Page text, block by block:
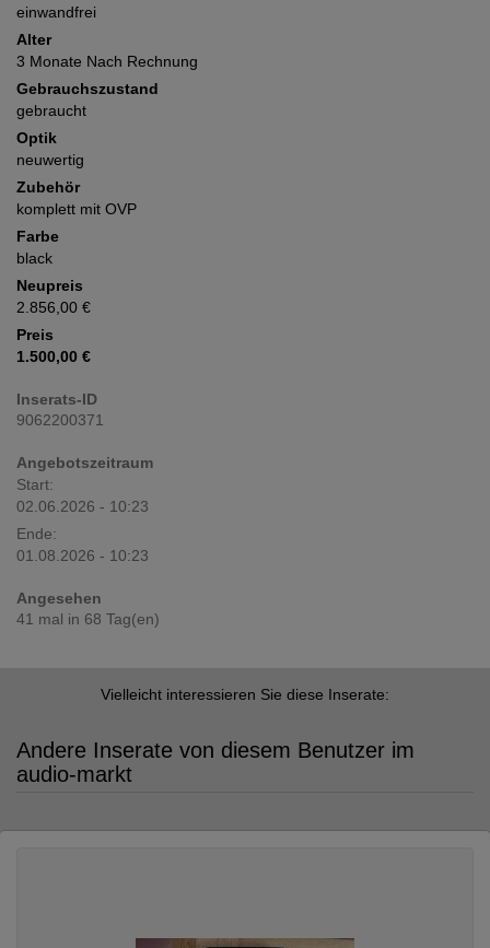
einwandfrei
Alter
3 Monate Nach Rechnung
Gebrauchszustand
gebraucht
Optik
neuwertig
Zubehör
komplett mit OVP
Farbe
black
Neupreis
2.856,00 €
Preis
1.500,00 €
Inserats-ID
9062200371
Angebotszeitraum
Start:
02.06.2026 - 10:23
Ende:
01.08.2026 - 10:23
Angesehen
41 mal in 68 Tag(en)
Vielleicht interessieren Sie diese Inserate:
Andere Inserate von diesem Benutzer im
audio-markt